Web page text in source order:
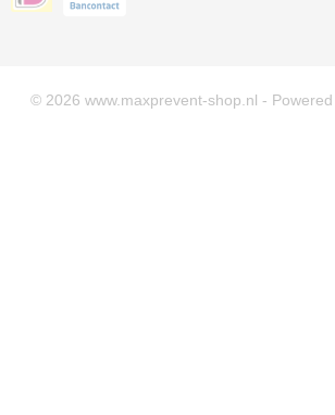
© 2026 www.maxprevent-shop.nl -